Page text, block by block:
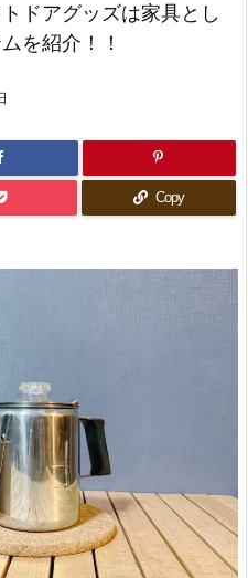

ドアグッズは家具とし
を紹介！！
Copy